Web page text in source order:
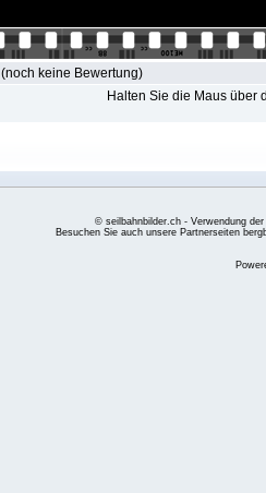
(noch keine Bewertung)
Halten Sie die Maus über
© seilbahnbilder.ch - Verwendung
Besuchen Sie auch unsere Partnerseiten